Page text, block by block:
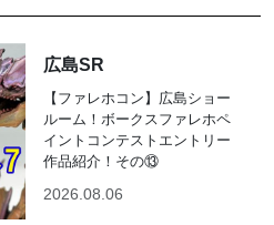
広島SR
【ファレホコン】広島ショー
ルーム！ボークスファレホペ
イントコンテストエントリー
作品紹介！その⑬
2026.08.06